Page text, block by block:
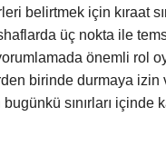
belirtmek için kıraat
üç nokta ile
önemli rol
birinde durmaya
sınırları içinde